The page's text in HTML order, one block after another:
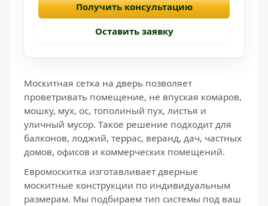
Получить консультацию
Оставить заявку
Москитная сетка на дверь позволяет
проветривать помещение, не впуская комаров,
мошку, мух, ос, тополиный пух, листья и
уличный мусор. Такое решение подходит для
балконов, лоджий, террас, веранд, дач, частных
домов, офисов и коммерческих помещений.
Евромоскитка изготавливает дверные
москитные конструкции по индивидуальным
размерам. Мы подбираем тип системы под ваш